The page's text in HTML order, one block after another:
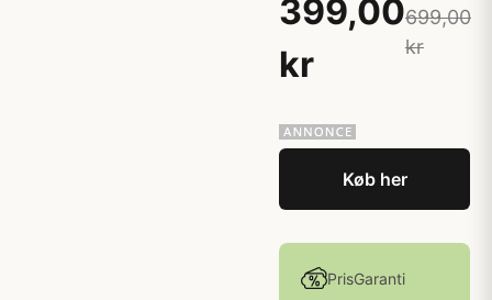
399,00
kr
699,00
kr
Køb her
PrisGaranti